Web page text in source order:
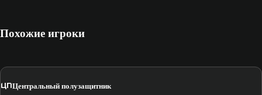
Похожие игроки
ЦПЦентральный полузащитник